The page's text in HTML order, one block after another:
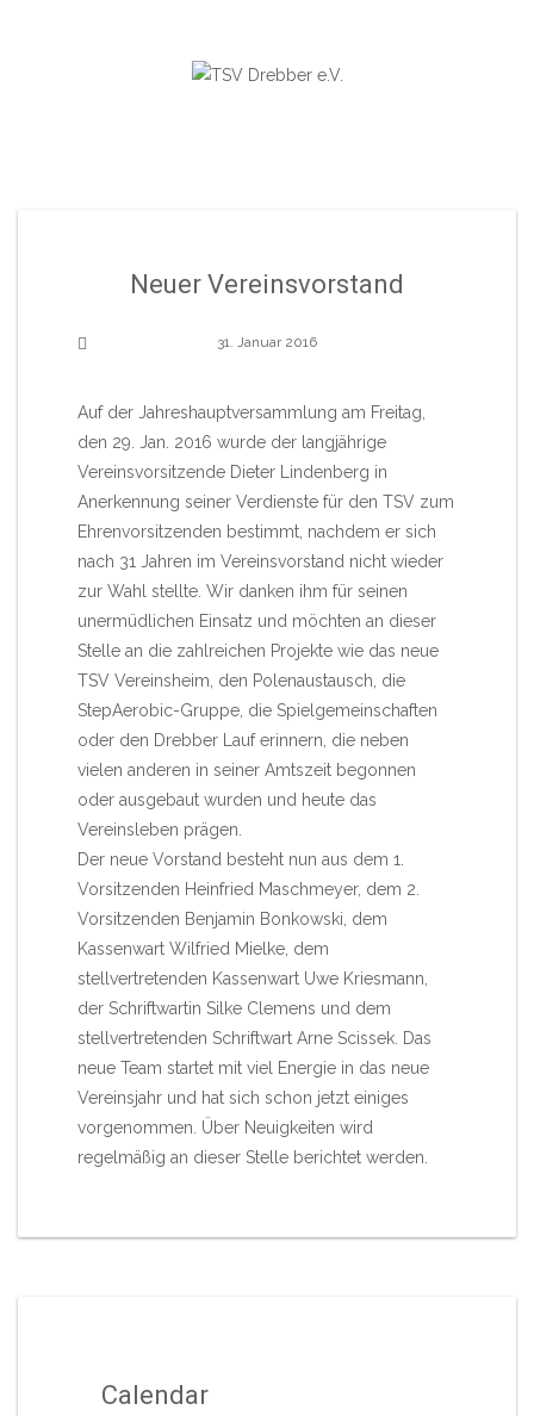
Neuer Vereinsvorstand
31. Januar 2016
Auf der Jahreshauptversammlung am Freitag,
den 29. Jan. 2016 wurde der langjährige
Vereinsvorsitzende Dieter Lindenberg in
Anerkennung seiner Verdienste für den TSV zum
Ehrenvorsitzenden bestimmt, nachdem er sich
nach 31 Jahren im Vereinsvorstand nicht wieder
zur Wahl stellte. Wir danken ihm für seinen
unermüdlichen Einsatz und möchten an dieser
Stelle an die zahlreichen Projekte wie das neue
TSV Vereinsheim, den Polenaustausch, die
StepAerobic-Gruppe, die Spielgemeinschaften
oder den Drebber Lauf erinnern, die neben
vielen anderen in seiner Amtszeit begonnen
oder ausgebaut wurden und heute das
Vereinsleben prägen.
Der neue Vorstand besteht nun aus dem 1.
Vorsitzenden Heinfried Maschmeyer, dem 2.
Vorsitzenden Benjamin Bonkowski, dem
Kassenwart Wilfried Mielke, dem
stellvertretenden Kassenwart Uwe Kriesmann,
der Schriftwartin Silke Clemens und dem
stellvertretenden Schriftwart Arne Scissek. Das
neue Team startet mit viel Energie in das neue
Vereinsjahr und hat sich schon jetzt einiges
vorgenommen. Über Neuigkeiten wird
regelmäßig an dieser Stelle berichtet werden.
Calendar